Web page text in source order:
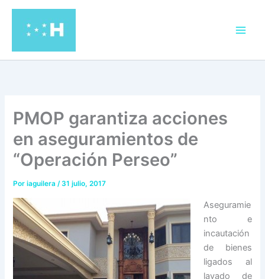
contenido
PMOP garantiza acciones
en aseguramientos de
“Operación Perseo”
Poriaguilera/31 julio, 2017
Aseguramie
nto e
incautación
de bienes
ligados al
lavado de